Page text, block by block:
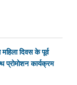
दिवस के पूर्व
प्रोमोशन कार्यक्रम